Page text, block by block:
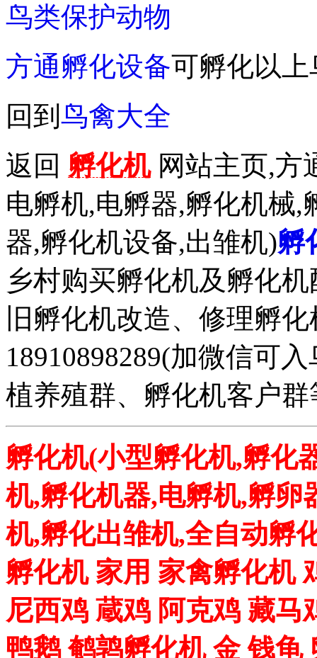
鸟类保护动物
方通孵化设备可孵化以上
回到 鸟禽大全
返回 孵化机网站主页,方
电孵机,电孵器,孵化机械,
器,孵化机设备,出雏机)孵
乡村购买孵化机及孵化
旧孵化机改造、修理孵
18910898289(加微信可
植养殖群、孵化机客户
孵化机(小型孵化机,孵化
机,孵化机器,电孵机,孵卵
机,孵化出雏机,全自动孵
孵化机 家用 家禽孵化机
尼西鸡 蔵鸡 阿克鸡 藏马
鸭鹅 鹌鹑孵化机 金 钱龟